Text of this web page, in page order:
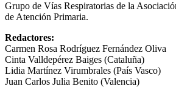
Grupo de Vías Respiratorias de la
de Atención Primaria.
Redactores:
Carmen Rosa Rodríguez Fernández Oliva
Cinta Valldepérez Baiges (Cataluña)
Lidia Martínez Virumbrales (País Vasco)
Juan Carlos Julia Benito (Valencia)